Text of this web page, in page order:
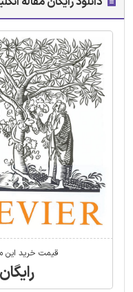
قیمت خرید
رایگان